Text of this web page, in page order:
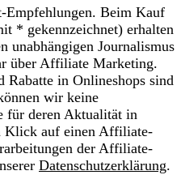
Empfehlungen. Beim Kauf
* gekennzeichnet) erhalten
unabhängigen Journalismus
über Affiliate Marketing.
Rabatte in Onlineshops sind
wir keine
für deren Aktualität in
Klick auf einen Affiliate-
der Affiliate-
Datenschutzerklärung.